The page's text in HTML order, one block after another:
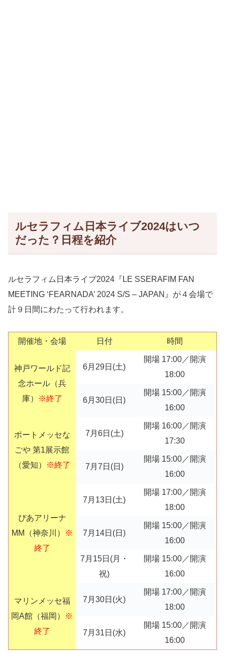
ルセラフィム日本ライブ2024はいつ
だった？日程を紹介
ルセラフィム日本ライブ2024『LE SSERAFIM FAN
MEETING ‘FEARNADA’ 2024 S/S – JAPAN』が４会場で
計９日間にわたって行われます。
開催地・会場 日付 時間
神戸ワールド記
念ホール（兵
庫）
※終了
6月29日(土)
開場 17:00／開演
18:00
6月30日(日)
開場 15:00／開演
16:00
ポートメッセな
ごや 第1展示館
（愛知）
※終了
7月6日(土)
開場 16:00／開演
17:30
7月7日(日)
開場 15:00／開演
16:00
ぴあアリーナ
MM（神奈川）
※
終了
7月13日(土)
開場 17:00／開演
18:00
7月14日(日)
開場 15:00／開演
16:00
7月15日(月・
祝)
開場 15:00／開演
16:00
マリンメッセ福
岡A館（福岡）
※
終了
7月30日(火)
開場 17:00／開演
18:00
7月31日(水)
開場 15:00／開演
16:00